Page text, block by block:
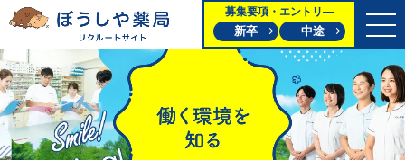
募集要項・エントリ―
新卒 中途